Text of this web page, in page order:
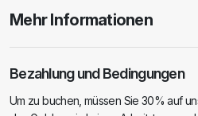
Mehr Informationen
Bezahlung und Bedingungen
Um zu buchen, müssen Sie 30% auf